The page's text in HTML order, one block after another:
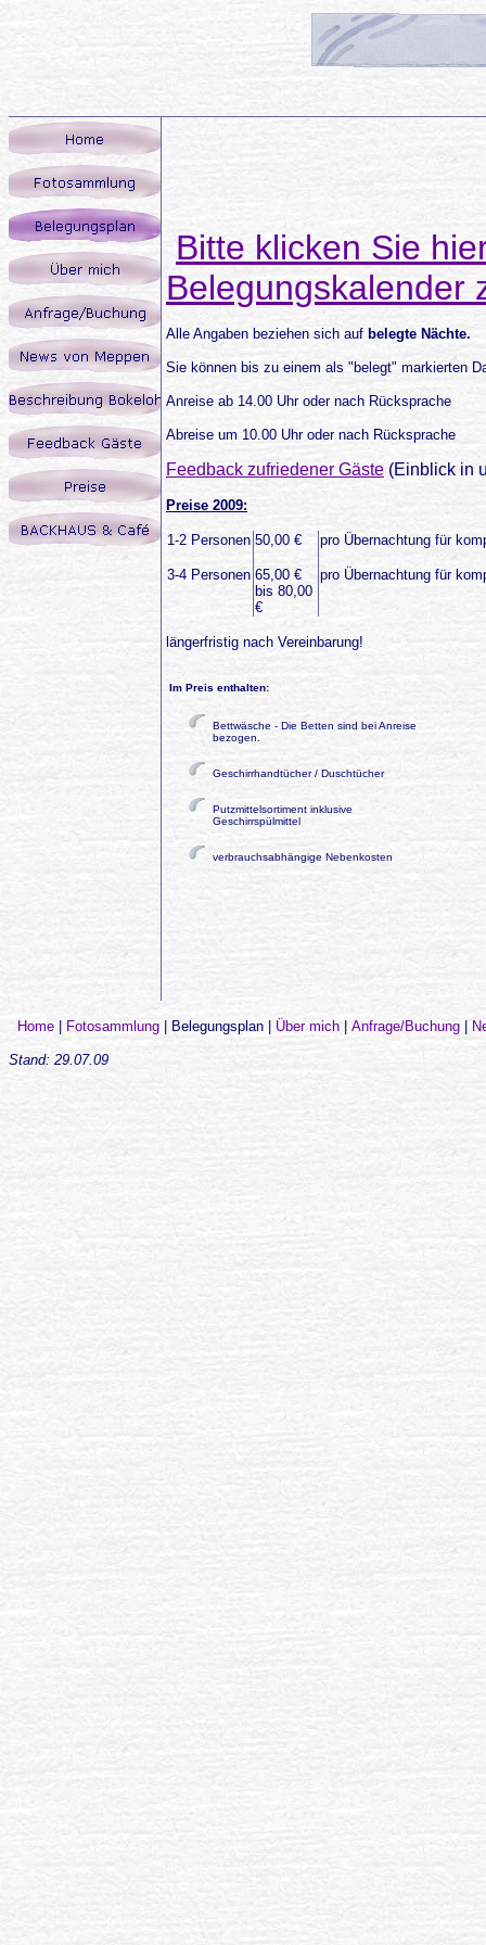
Bitte klicken Sie
Belegungskalender
Alle Angaben beziehen sich auf belegte Nächte.
Sie können bis zu einem als "belegt" markierten
Anreise ab 14.00 Uhr oder nach Rücksprache
Abreise um 10.00 Uhr oder nach Rücksprache
Feedback zufriedener Gäste (Einblick in
Preise 2009:
1-2 Personen 50,00 € pro Übernachtung für
3-4 Personen 65,00 €
bis 80,00
€
pro Übernachtung für
längerfristig nach Vereinbarung!
Im Preis enthalten:
Bettwäsche - Die Betten sind bei Anreise
bezogen.
Geschirrhandtücher / Duschtücher
Putzmittelsortiment inklusive
Geschirrspülmittel
verbrauchsabhängige Nebenkosten
Home| Fotosammlung| Belegungsplan| Über mich| Anfrage/Buchung|
Stand: 29.07.09